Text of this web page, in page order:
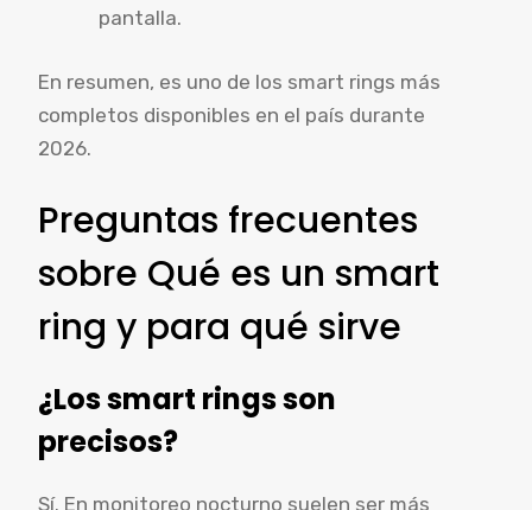
pantalla.
En resumen, es uno de los smart rings más
completos disponibles en el país durante
2026.
Preguntas frecuentes
sobre Qué es un smart
ring y para qué sirve
¿Los smart rings son
precisos?
Sí. En monitoreo nocturno suelen ser más